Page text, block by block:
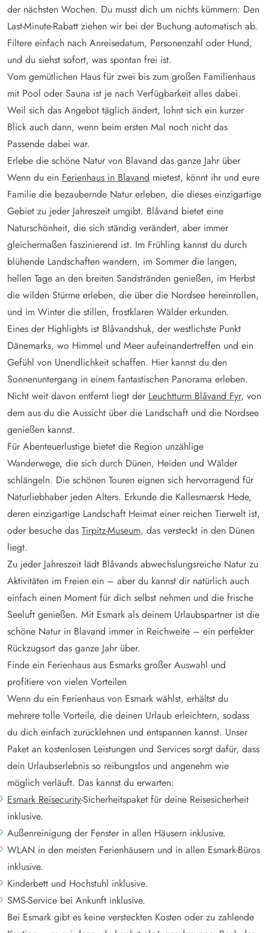
der nächsten Wochen. Du musst dich um nichts kümmern: Den
Last-Minute-Rabatt ziehen wir bei der Buchung automatisch ab.
Filtere einfach nach Anreisedatum, Personenzahl oder Hund,
und du siehst sofort, was spontan frei ist.
Vom gemütlichen Haus für zwei bis zum großen Familienhaus
mit Pool oder Sauna ist je nach Verfügbarkeit alles dabei.
Weil sich das Angebot täglich ändert, lohnt sich ein kurzer
Blick auch dann, wenn beim ersten Mal noch nicht das
Passende dabei war.
Erlebe die schöne Natur von Blavand das ganze Jahr über
Wenn du ein Ferienhaus in Blavand mietest, könnt ihr und eure
Familie die bezaubernde Natur erleben, die dieses einzigartige
Gebiet zu jeder Jahreszeit umgibt. Blåvand bietet eine
Naturschönheit, die sich ständig verändert, aber immer
gleichermaßen faszinierend ist. Im Frühling kannst du durch
blühende Landschaften wandern, im Sommer die langen,
hellen Tage an den breiten Sandstränden genießen, im Herbst
die wilden Stürme erleben, die über die Nordsee hereinrollen,
und im Winter die stillen, frostklaren Wälder erkunden.
Eines der Highlights ist Blåvandshuk, der westlichste Punkt
Dänemarks, wo Himmel und Meer aufeinandertreffen und ein
Gefühl von Unendlichkeit schaffen. Hier kannst du den
Sonnenuntergang in einem fantastischen Panorama erleben.
Nicht weit davon entfernt liegt der Leuchtturm Blåvand Fyr, von
dem aus du die Aussicht über die Landschaft und die Nordsee
genießen kannst.
Für Abenteuerlustige bietet die Region unzählige
Wanderwege, die sich durch Dünen, Heiden und Wälder
schlängeln. Die schönen Touren eignen sich hervorragend für
Naturliebhaber jeden Alters. Erkunde die Kallesmærsk Hede,
deren einzigartige Landschaft Heimat einer reichen Tierwelt ist,
oder besuche das Tirpitz-Museum, das versteckt in den Dünen
liegt.
Zu jeder Jahreszeit lädt Blåvands abwechslungsreiche Natur zu
Aktivitäten im Freien ein – aber du kannst dir natürlich auch
einfach einen Moment für dich selbst nehmen und die frische
Seeluft genießen. Mit Esmark als deinem Urlaubspartner ist die
schöne Natur in Blavand immer in Reichweite – ein perfekter
Rückzugsort das ganze Jahr über.
Finde ein Ferienhaus aus Esmarks großer Auswahl und
profitiere von vielen Vorteilen
Wenn du ein Ferienhaus von Esmark wählst, erhältst du
mehrere tolle Vorteile, die deinen Urlaub erleichtern, sodass
du dich einfach zurücklehnen und entspannen kannst. Unser
Paket an kostenlosen Leistungen und Services sorgt dafür, dass
dein Urlaubserlebnis so reibungslos und angenehm wie
möglich verläuft. Das kannst du erwarten:
Esmark Reisecurity-Sicherheitspaket für deine Reisesicherheit
inklusive.
Außenreinigung der Fenster in allen Häusern inklusive.
WLAN in den meisten Ferienhäusern und in allen Esmark-Büros
inklusive.
Kinderbett und Hochstuhl inklusive.
SMS-Service bei Ankunft inklusive.
Bei Esmark gibt es keine versteckten Kosten oder zu zahlende